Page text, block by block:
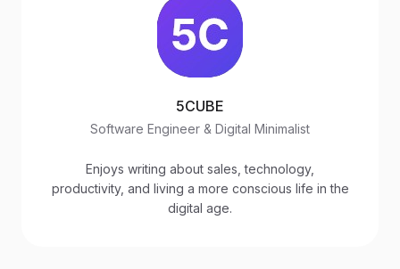
5CUBE
Software Engineer & Digital Minimalist
Enjoys writing about sales, technology,
productivity, and living a more conscious life in the
digital age.